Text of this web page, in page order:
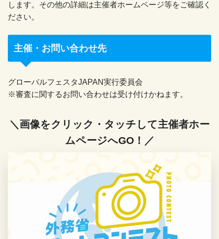
します。その他の詳細は主催者ホームページ等をご確認く
ださい。
主催・お問い合わせ先
グローバルフェスタJAPAN実行委員会
※審査に関するお問い合わせは受け付けかねます。
＼画像をクリック・タッチして主催者ホー
ムページへGO！／